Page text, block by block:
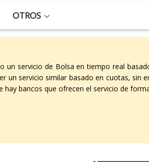
OTROS
un servicio de Bolsa en tiempo real
un servicio similar basado en cuotas, sin
hay bancos que ofrecen el servicio de